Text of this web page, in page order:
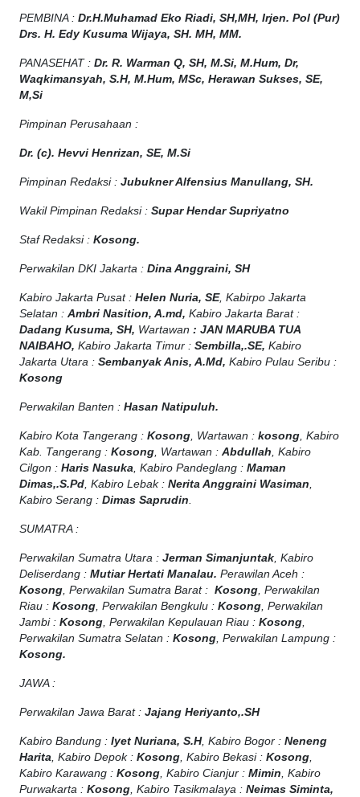
PEMBINA : Dr.H.Muhamad Eko Riadi, SH,MH, Irjen. Pol (Pur)
Drs. H. Edy Kusuma Wijaya, SH. MH, MM.
PANASEHAT : Dr. R. Warman Q, SH, M.Si, M.Hum, Dr,
Waqkimansyah, S.H, M.Hum, MSc, Herawan Sukses, SE,
M,Si
Pimpinan Perusahaan :
Dr. (c). Hevvi Henrizan, SE, M.Si
Pimpinan Redaksi : Jubukner Alfensius Manullang, SH.
Wakil Pimpinan Redaksi : Supar Hendar Supriyatno
Staf Redaksi : Kosong.
Perwakilan DKI Jakarta : Dina Anggraini, SH
Kabiro Jakarta Pusat : Helen Nuria, SE, Kabirpo Jakarta
Selatan : Ambri Nasition, A.md, Kabiro Jakarta Barat :
Dadang Kusuma, SH, Wartawan : JAN MARUBA TUA
NAIBAHO, Kabiro Jakarta Timur : Sembilla,.SE, Kabiro
Jakarta Utara : Sembanyak Anis, A.Md, Kabiro Pulau Seribu :
Kosong
Perwakilan Banten : Hasan Natipuluh.
Kabiro Kota Tangerang : Kosong, Wartawan : kosong, Kabiro
Kab. Tangerang : Kosong, Wartawan : Abdullah, Kabiro
Cilgon : Haris Nasuka, Kabiro Pandeglang : Maman
Dimas,.S.Pd, Kabiro Lebak : Nerita Anggraini Wasiman,
Kabiro Serang : Dimas Saprudin.
SUMATRA :
Perwakilan Sumatra Utara : Jerman Simanjuntak, Kabiro
Deliserdang : Mutiar Hertati Manalau. Perawilan Aceh :
Kosong, Perwakilan Sumatra Barat : Kosong, Perwakilan
Riau : Kosong, Perwakilan Bengkulu : Kosong, Perwakilan
Jambi : Kosong, Perwakilan Kepulauan Riau : Kosong,
Perwakilan Sumatra Selatan : Kosong, Perwakilan Lampung :
Kosong.
JAWA :
Perwakilan Jawa Barat : Jajang Heriyanto,.SH
Kabiro Bandung : Iyet Nuriana, S.H, Kabiro Bogor : Neneng
Harita, Kabiro Depok : Kosong, Kabiro Bekasi : Kosong,
Kabiro Karawang : Kosong, Kabiro Cianjur : Mimin, Kabiro
Purwakarta : Kosong, Kabiro Tasikmalaya : Neimas Siminta,